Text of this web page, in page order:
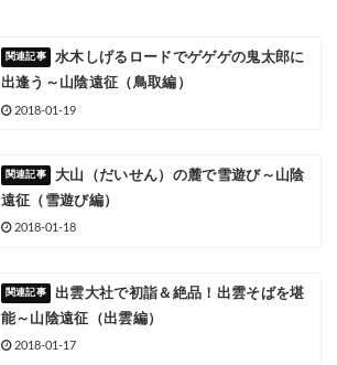
水木しげるロードでゲゲゲの鬼太郎に
出逢う～山陰遠征（鳥取編）
2018-01-19
大山（だいせん）の麓で雪遊び～山陰
遠征（雪遊び編）
2018-01-18
出雲大社で初詣＆絶品！出雲そばを堪
能～山陰遠征（出雲編）
2018-01-17